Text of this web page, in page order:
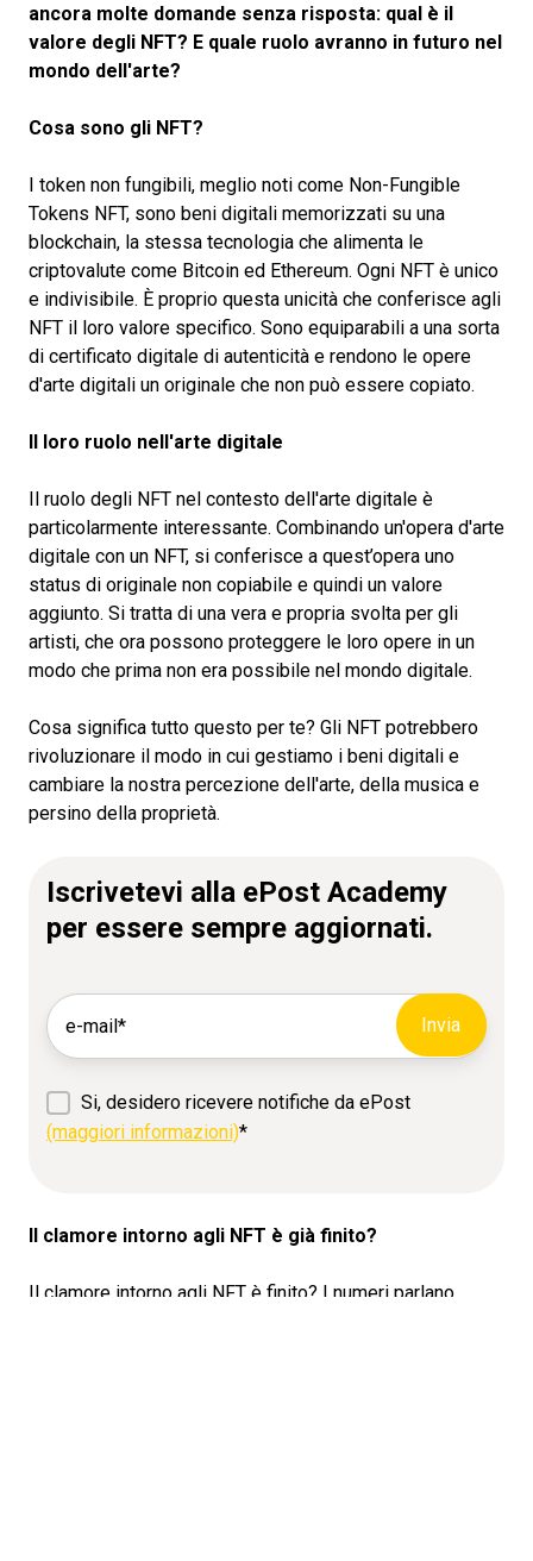
ancora molte domande senza risposta: qual è il
valore degli NFT? E quale ruolo avranno in futuro nel
mondo dell'arte?
Cosa sono gli NFT?
I token non fungibili, meglio noti come Non-Fungible
Tokens NFT, sono beni digitali memorizzati su una
blockchain, la stessa tecnologia che alimenta le
criptovalute come Bitcoin ed Ethereum. Ogni NFT è unico
e indivisibile. È proprio questa unicità che conferisce agli
NFT il loro valore specifico. Sono equiparabili a una sorta
di certificato digitale di autenticità e rendono le opere
d'arte digitali un originale che non può essere copiato.
Il loro ruolo nell'arte digitale
Il ruolo degli NFT nel contesto dell'arte digitale è
particolarmente interessante. Combinando un'opera d'arte
digitale con un NFT, si conferisce a quest’opera uno
status di originale non copiabile e quindi un valore
aggiunto. Si tratta di una vera e propria svolta per gli
artisti, che ora possono proteggere le loro opere in un
modo che prima non era possibile nel mondo digitale.
Cosa significa tutto questo per te? Gli NFT potrebbero
rivoluzionare il modo in cui gestiamo i beni digitali e
cambiare la nostra percezione dell'arte, della musica e
persino della proprietà.
Iscrivetevi alla ePost Academy
per essere sempre aggiornati.
Si, desidero ricevere notifiche da ePost
(maggiori informazioni)*
Il clamore intorno agli NFT è già finito?
Il clamore intorno agli NFT è finito? I numeri parlano